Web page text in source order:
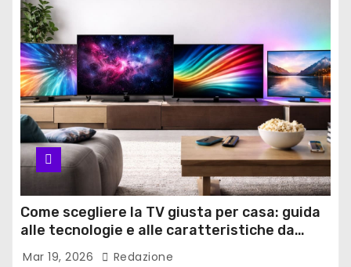
Come scegliere la TV giusta per casa: guida
alle tecnologie e alle caratteristiche da
conoscere
Mar 19, 2026 Redazione